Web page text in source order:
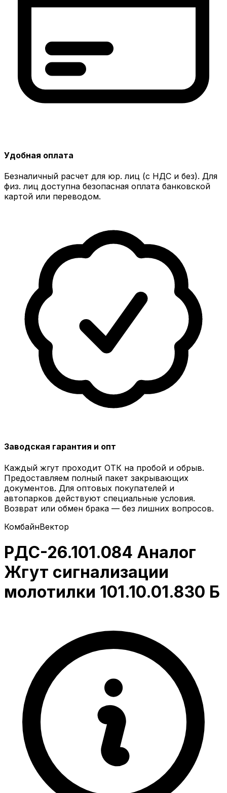
Удобная оплата
Безналичный расчет для юр. лиц (с НДС и без). Для
физ. лиц доступна безопасная оплата банковской
картой или переводом.
Заводская гарантия и опт
Каждый жгут проходит ОТК на пробой и обрыв.
Предоставляем полный пакет закрывающих
документов. Для оптовых покупателей и
автопарков действуют специальные условия.
Возврат или обмен брака — без лишних вопросов.
КомбайнВектор
РДС-26.101.084 Аналог
Жгут сигнализации
молотилки 101.10.01.830 Б